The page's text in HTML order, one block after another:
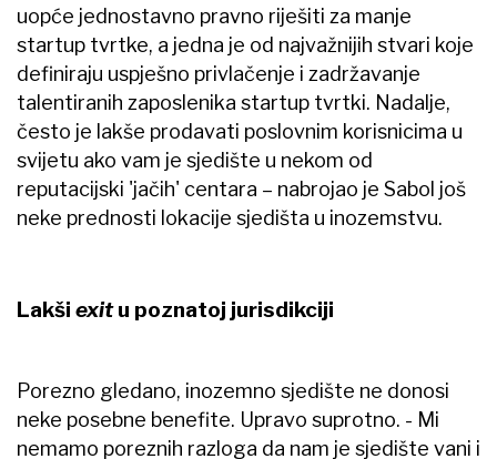
uopće jednostavno pravno riješiti za manje
startup tvrtke, a jedna je od najvažnijih stvari koje
definiraju uspješno privlačenje i zadržavanje
talentiranih zaposlenika startup tvrtki. Nadalje,
često je lakše prodavati poslovnim korisnicima u
svijetu ako vam je sjedište u nekom od
reputacijski 'jačih' centara – nabrojao je Sabol još
neke prednosti lokacije sjedišta u inozemstvu.
Lakši exitu poznatoj jurisdikciji
Porezno gledano, inozemno sjedište ne donosi
neke posebne benefite. Upravo suprotno. - Mi
nemamo poreznih razloga da nam je sjedište vani i